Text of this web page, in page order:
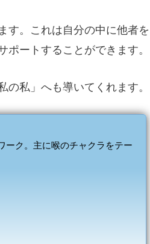
す。これは自分の中に他者を
ートすることができます。
の私」へも導いてくれます。
ーク。主に喉のチャクラをテー